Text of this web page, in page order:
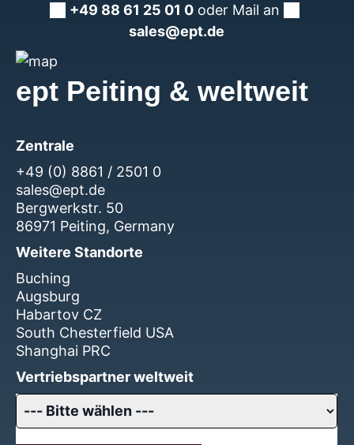
+49 88 61 25 01 0 oder Mail an
sales@ept.de
ept Peiting & weltweit
Zentrale
+49 (0) 8861 / 2501 0
sales@ept.de
Bergwerkstr. 50
86971 Peiting, Germany
Weitere Standorte
Buching
Augsburg
Habartov CZ
South Chesterfield USA
Shanghai PRC
Vertriebspartner weltweit